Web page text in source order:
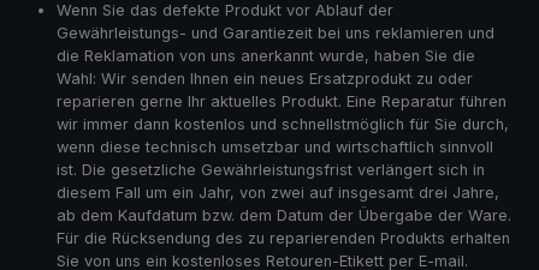
Wenn Sie das defekte Produkt vor Ablauf der
Gewährleistungs- und Garantiezeit bei uns reklamieren und
die Reklamation von uns anerkannt wurde, haben Sie die
Wahl: Wir senden Ihnen ein neues Ersatzprodukt zu oder
reparieren gerne Ihr aktuelles Produkt. Eine Reparatur führen
wir immer dann kostenlos und schnellstmöglich für Sie durch,
wenn diese technisch umsetzbar und wirtschaftlich sinnvoll
ist. Die gesetzliche Gewährleistungsfrist verlängert sich in
diesem Fall um ein Jahr, von zwei auf insgesamt drei Jahre,
ab dem Kaufdatum bzw. dem Datum der Übergabe der Ware.
Für die Rücksendung des zu reparierenden Produkts erhalten
Sie von uns ein kostenloses Retouren-Etikett per E-mail.